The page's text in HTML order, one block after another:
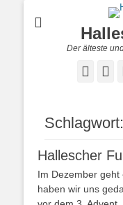
Der älteste
Schlagwort:
Hallescher
Im Dezember geht
haben wir uns